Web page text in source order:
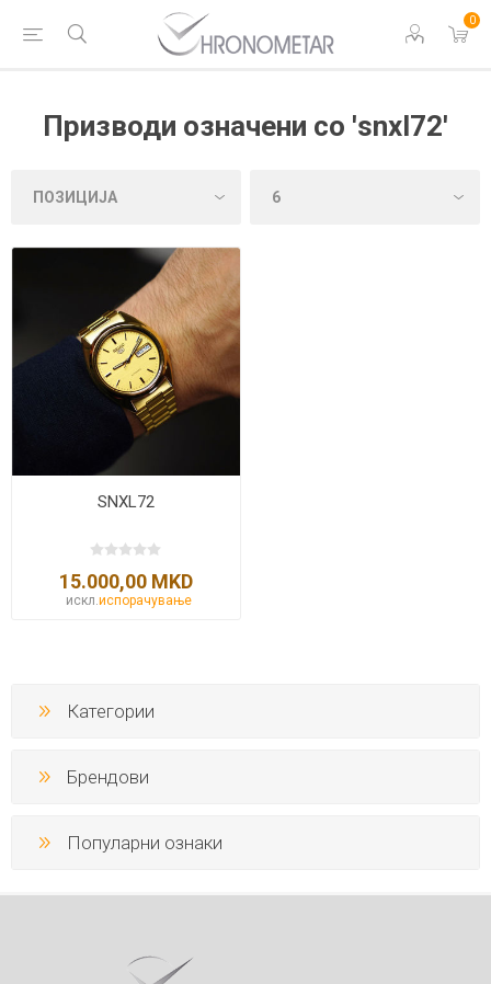
0
Призводи означени со 'snxl72'
SNXL72
15.000,00 MKD
искл. испорачување
Категории
Брендови
Популарни ознаки